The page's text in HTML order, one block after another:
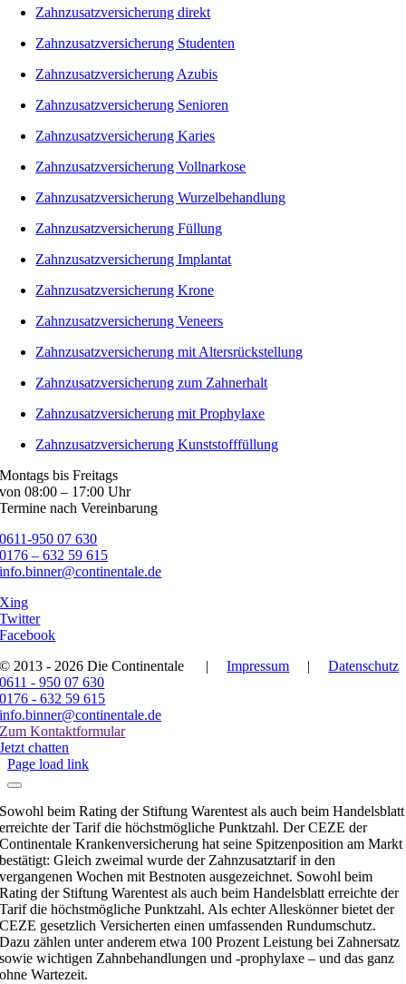
Zahnzusatzversicherung direkt
Zahnzusatzversicherung Studenten
Zahnzusatzversicherung Azubis
Zahnzusatzversicherung Senioren
Zahnzusatzversicherung Karies
Zahnzusatzversicherung Vollnarkose
Zahnzusatzversicherung Wurzelbehandlung
Zahnzusatzversicherung Füllung
Zahnzusatzversicherung Implantat
Zahnzusatzversicherung Krone
Zahnzusatzversicherung Veneers
Zahnzusatzversicherung mit Altersrückstellung
Zahnzusatzversicherung zum Zahnerhalt
Zahnzusatzversicherung mit Prophylaxe
Zahnzusatzversicherung Kunststofffüllung
Montags bis Freitags
von 08:00 – 17:00 Uhr
Termine nach Vereinbarung
0611-950 07 630
0176 – 632 59 615
info.binner@continentale.de
Xing
Twitter
Facebook
© 2013 - 2026 Die Continentale
| Impressum |
Datenschutz
0611 - 950 07 630
0176 - 632 59 615
info.binner@continentale.de
Zum Kontaktformular
Jetzt chatten
Page load link
Sowohl beim Rating der Stiftung Warentest als auch beim Handelsblatt
erreichte der Tarif die höchstmögliche Punktzahl. Der CEZE der
Continentale Krankenversicherung hat seine Spitzenposition am Markt
bestätigt: Gleich zweimal wurde der Zahnzusatztarif in den
vergangenen Wochen mit Bestnoten ausgezeichnet. Sowohl beim
Rating der Stiftung Warentest als auch beim Handelsblatt erreichte der
Tarif die höchstmögliche Punktzahl. Als echter Alleskönner bietet der
CEZE gesetzlich Versicherten einen umfassenden Rundumschutz.
Dazu zählen unter anderem etwa 100 Prozent Leistung bei Zahnersatz
sowie wichtigen Zahnbehandlungen und -prophylaxe – und das ganz
ohne Wartezeit.